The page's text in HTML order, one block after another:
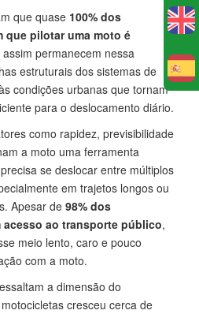
que quase 100% dos
que pilotar uma moto é
permanecem nessa
estruturais dos sistemas de
condições urbanas que tornam
para o deslocamento diário.
como rapidez, previsibilidade
a moto uma ferramenta
se deslocar entre múltiplos
em trajetos longos ou
Apesar de 98% dos
ao transporte público,
meio lento, caro e pouco
com a moto.
a dimensão do
cresceu cerca de